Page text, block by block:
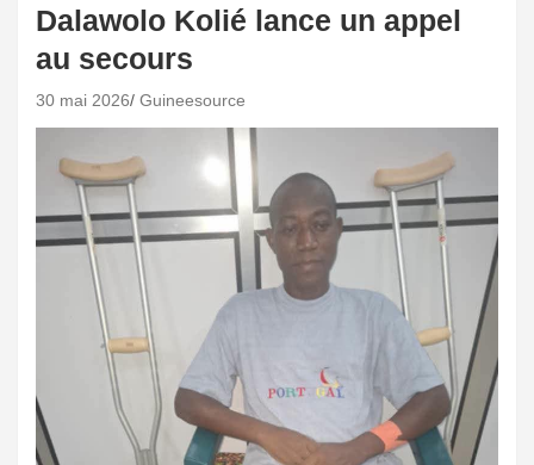
Dalawolo Kolié lance un appel
au secours
30 mai 2026 Guineesource